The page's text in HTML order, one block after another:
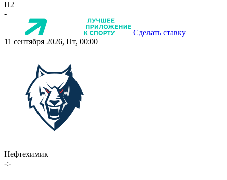
П2
-
Сделать ставку
11 сентября 2026, Пт, 00:00
Нефтехимик
-:-